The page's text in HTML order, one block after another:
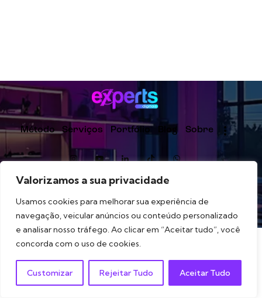
Valorizamos a sua privacidade
Usamos cookies para melhorar sua experiência de
navegação, veicular anúncios ou conteúdo personalizado
e analisar nosso tráfego. Ao clicar em “Aceitar tudo”, você
concorda com o uso de cookies.
Customizar Rejeitar Tudo Aceitar Tudo
Método Serviços Portfólio Blog Sobre
estrutura digital para marcas que querem crescer com
direção.